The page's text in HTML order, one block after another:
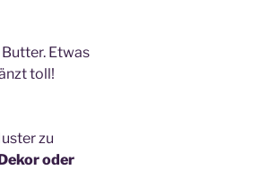
Etwas
toll!
zu
oder